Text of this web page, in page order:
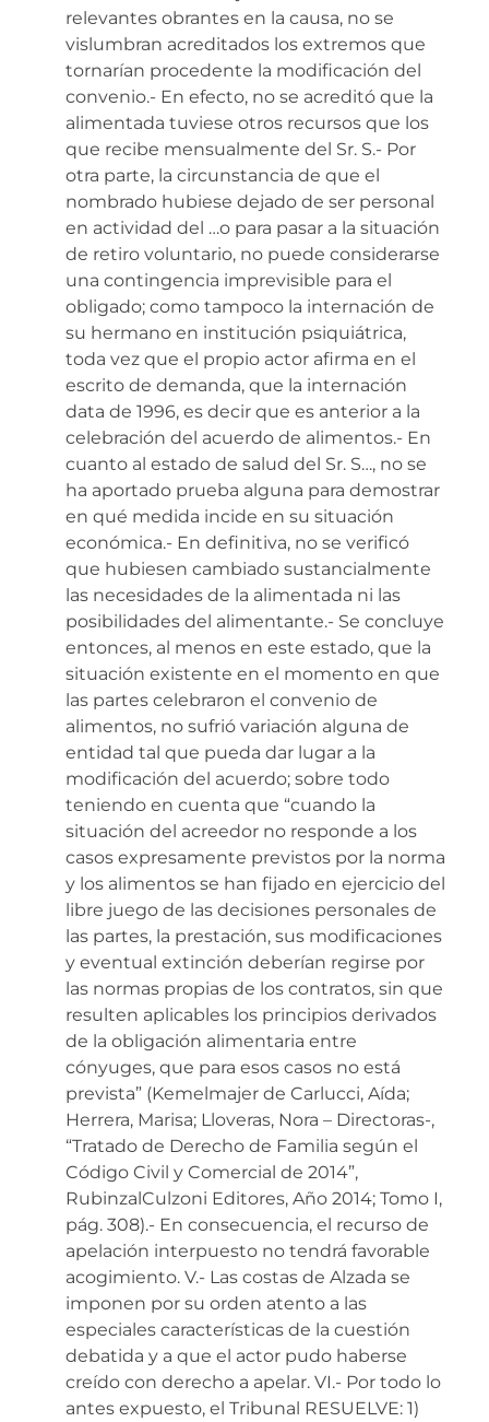
relevantes obrantes en la causa, no se
vislumbran acreditados los extremos que
tornarían procedente la modificación del
convenio.- En efecto, no se acreditó que la
alimentada tuviese otros recursos que los
que recibe mensualmente del Sr. S.- Por
otra parte, la circunstancia de que el
nombrado hubiese dejado de ser personal
en actividad del …o para pasar a la situación
de retiro voluntario, no puede considerarse
una contingencia imprevisible para el
obligado; como tampoco la internación de
su hermano en institución psiquiátrica,
toda vez que el propio actor afirma en el
escrito de demanda, que la internación
data de 1996, es decir que es anterior a la
celebración del acuerdo de alimentos.- En
cuanto al estado de salud del Sr. S…, no se
ha aportado prueba alguna para demostrar
en qué medida incide en su situación
económica.- En definitiva, no se verificó
que hubiesen cambiado sustancialmente
las necesidades de la alimentada ni las
posibilidades del alimentante.- Se concluye
entonces, al menos en este estado, que la
situación existente en el momento en que
las partes celebraron el convenio de
alimentos, no sufrió variación alguna de
entidad tal que pueda dar lugar a la
modificación del acuerdo; sobre todo
teniendo en cuenta que “cuando la
situación del acreedor no responde a los
casos expresamente previstos por la norma
y los alimentos se han fijado en ejercicio del
libre juego de las decisiones personales de
las partes, la prestación, sus modificaciones
y eventual extinción deberían regirse por
las normas propias de los contratos, sin que
resulten aplicables los principios derivados
de la obligación alimentaria entre
cónyuges, que para esos casos no está
prevista” (Kemelmajer de Carlucci, Aída;
Herrera, Marisa; Lloveras, Nora – Directoras-,
“Tratado de Derecho de Familia según el
Código Civil y Comercial de 2014”,
RubinzalCulzoni Editores, Año 2014; Tomo I,
pág. 308).- En consecuencia, el recurso de
apelación interpuesto no tendrá favorable
acogimiento. V.- Las costas de Alzada se
imponen por su orden atento a las
especiales características de la cuestión
debatida y a que el actor pudo haberse
creído con derecho a apelar. VI.- Por todo lo
antes expuesto, el Tribunal RESUELVE: 1)